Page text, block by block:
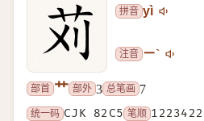
拼音 yì
注音 ㄧˋ
部首 艹 部外 3 总笔画 7
统一码 CJK 82C5 笔顺 1223422